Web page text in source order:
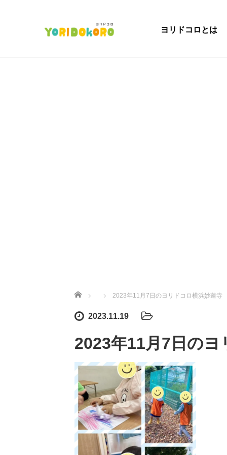
ヨリドコロとは
ホーム 2023年11月7日のヨリドコロ横浜妙蓮寺
2023.11.19
2023年11月7日の